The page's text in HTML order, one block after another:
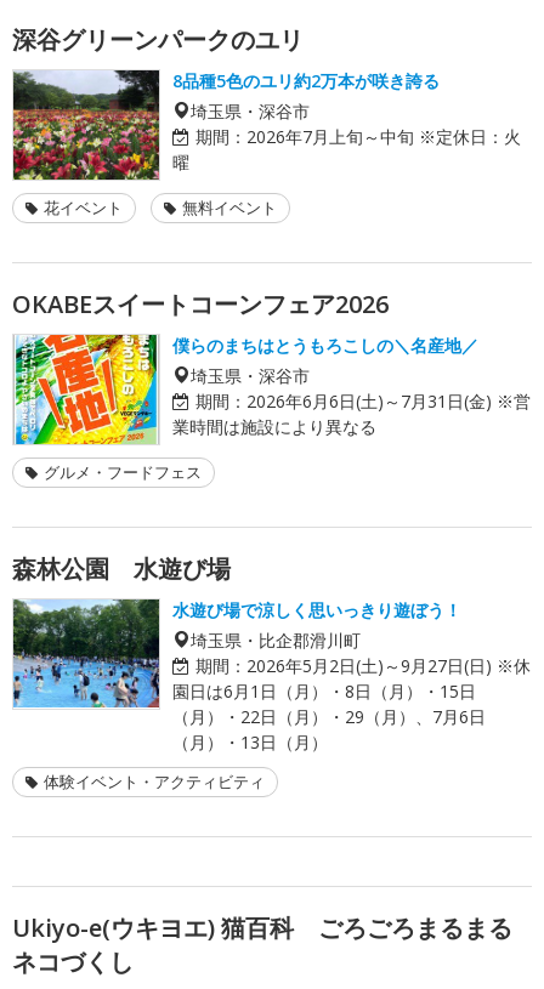
深谷グリーンパークのユリ
8品種5色のユリ約2万本が咲き誇る
埼玉県・深谷市
期間： 2026年7月上旬～中旬 ※定休日：火
曜
花イベント 無料イベント
OKABEスイートコーンフェア2026
僕らのまちはとうもろこしの＼名産地／
埼玉県・深谷市
期間： 2026年6月6日(土)～7月31日(金) ※営
業時間は施設により異なる
グルメ・フードフェス
森林公園 水遊び場
水遊び場で涼しく思いっきり遊ぼう！
埼玉県・比企郡滑川町
期間： 2026年5月2日(土)～9月27日(日) ※休
園日は6月1日（月）・8日（月）・15日
（月）・22日（月）・29（月）、7月6日
（月）・13日（月）
体験イベント・アクティビティ
Ukiyo-e(ウキヨエ) 猫百科 ごろごろまるまる
ネコづくし